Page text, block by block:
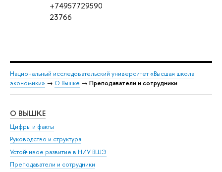
+74957729590
23766
Национальный исследовательский университет «Высшая школа
экономики» → О Вышке → Преподаватели и сотрудники
О ВЫШКЕ
Цифры и факты
Руководство и структура
Устойчивое развитие в НИУ ВШЭ
Преподаватели и сотрудники